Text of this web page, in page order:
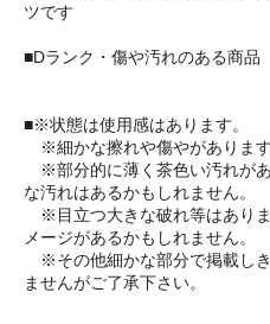
ツです
■Dランク・傷や汚れのある商品
■※状態は使用感はあります。
※細かな擦れや傷やがあります
※部分的に薄く茶色い汚れが
な汚れはあるかもしれません。
※目立つ大きな破れ等はあり
メージがあるかもしれません。
※その他細かな部分で掲載し
ませんがご了承下さい。